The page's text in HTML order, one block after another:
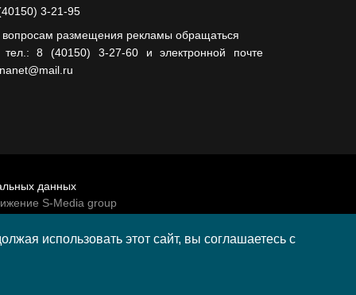
3-21-95
размещения рекламы обращаться
тел.: 8 (40150) 3-27-60 и электронной почте
данных
S-Media group
использовать этот сайт, вы соглашаетесь с